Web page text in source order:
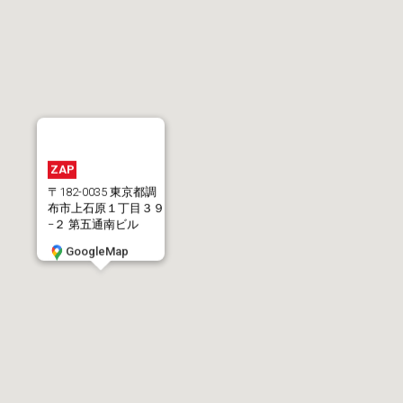
ZAP
〒182-0035 東京都調
布市上石原１丁目３９
−２ 第五通南ビル
GoogleMap